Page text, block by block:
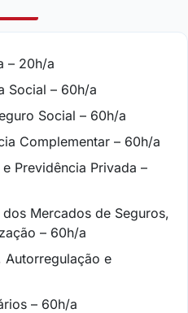
– 20h/a
Social – 60h/a
Social – 60h/a
Complementar – 60h/a
Previdência Privada –
Mercados de Seguros,
– 60h/a
Autorregulação e
– 60h/a